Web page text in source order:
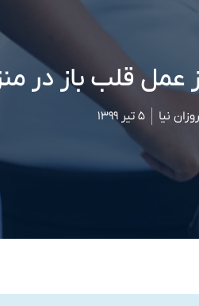
عمل قلب باز در
نیا ۵ تیر ۱۳۹۹